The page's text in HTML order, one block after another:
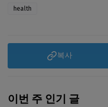
health
복사
이번 주 인기 글